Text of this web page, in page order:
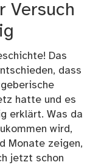
Versuch
Das
dass
hatte und es
erklärt. Was da
wird,
Monate zeigen,
jetzt schon